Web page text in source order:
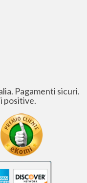
Pagamenti sicuri.
positive.